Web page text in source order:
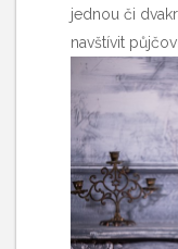
jednou či
navštívit